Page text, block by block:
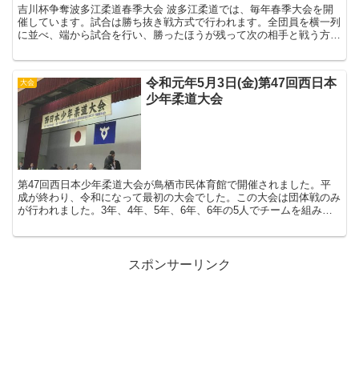
吉川杯争奪波多江柔道春季大会 波多江柔道では、毎年春季大会を開
催しています。試合は勝ち抜き戦方式で行われます。全団員を横一列
に並べ、端から試合を行い、勝ったほうが残って次の相手と戦う方式
大会
令和元年5月3日(金)第47回西日本
少年柔道大会
第47回西日本少年柔道大会が鳥栖市民体育館で開催されました。平
成が終わり、令和になって最初の大会でした。この大会は団体戦のみ
が行われました。3年、4年、5年、6年、6年の5人でチームを組み、
スポンサーリンク